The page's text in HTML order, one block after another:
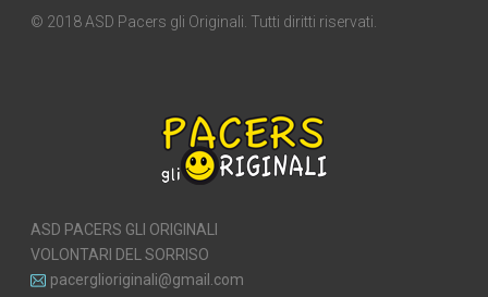
© 2018 ASD Pacers gli Originali. Tutti diritti riservati.
ASD PACERS GLI ORIGINALI
VOLONTARI DEL SORRISO
pacerglioriginali@gmail.com